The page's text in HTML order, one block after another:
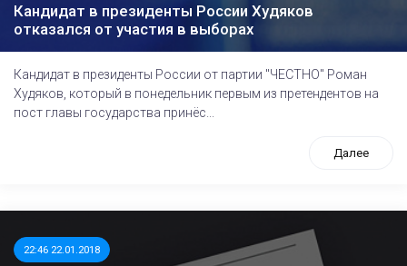
Кандидат в президенты России Худяков
отказался от участия в выборах
Кандидат в президенты России от партии "ЧЕСТНО" Роман
Худяков, который в понедельник первым из претендентов на
пост главы государства принёс...
Далее
22:46 22.01.2018